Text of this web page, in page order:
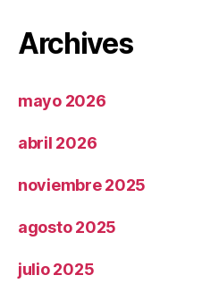
Archives
mayo 2026
abril 2026
noviembre 2025
agosto 2025
julio 2025